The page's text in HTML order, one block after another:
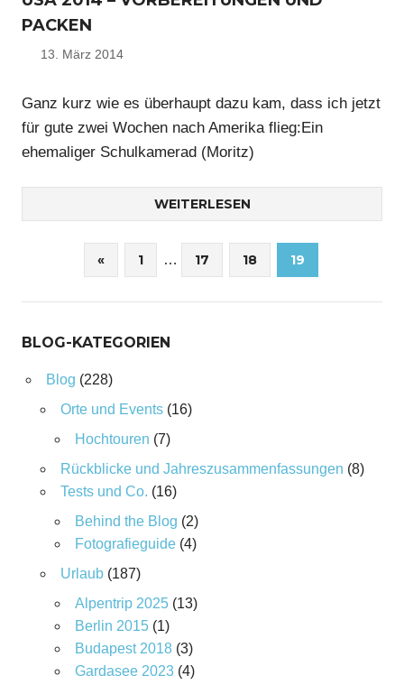
PACKEN
13. März 2014
Ganz kurz wie es überhaupt dazu kam, dass ich jetzt
für gute zwei Wochen nach Amerika flieg:Ein
ehemaliger Schulkamerad (Moritz)
WEITERLESEN
Seitennummerierung
der
Beiträge
«Vorherige
Beiträge
1 … 17 18 19
BLOG-KATEGORIEN
Blog (228)
Orte und Events(16)
Hochtouren (7)
Rückblicke und Jahreszusammenfassungen (8)
Tests und Co. (16)
Behind the Blog (2)
Fotografieguide(4)
Urlaub(187)
Alpentrip 2025(13)
Berlin 2015(1)
Budapest 2018(3)
Gardasee 2023(4)